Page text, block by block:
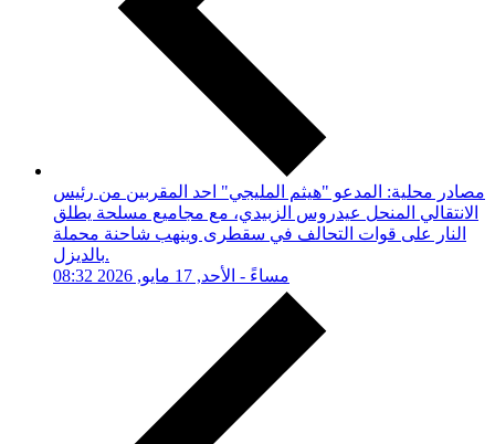
مصادر محلية: المدعو "هيثم المليجي" احد المقربين من رئيس
الانتقالي المنحل عيدروس الزبيدي، مع مجاميع مسلحة يطلق
النار على قوات التحالف في سقطرى وينهب شاحنة محملة
بالديزل.
08:32 مساءً - الأحد, 17 مايو, 2026